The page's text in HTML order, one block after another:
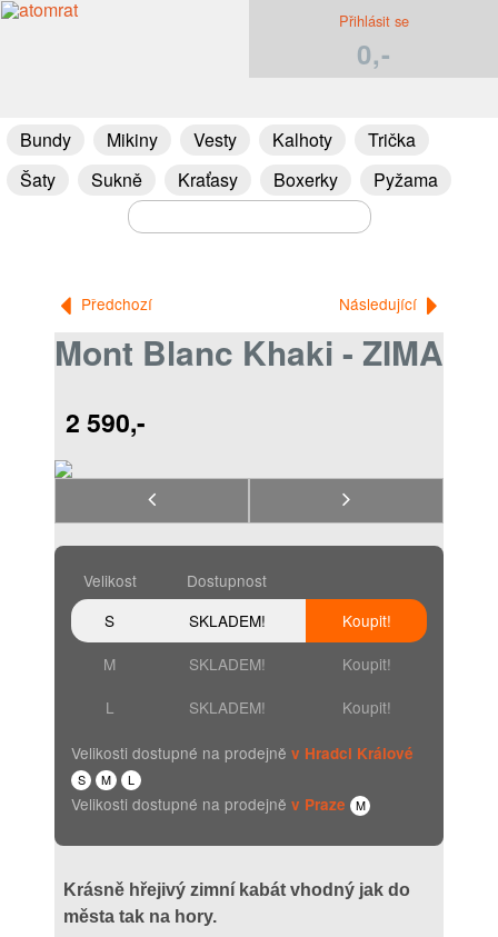
Přihlásit se
0,-
Bundy Mikiny Vesty Kalhoty
Trička
Šaty
Sukně Kraťasy Boxerky Pyžama
Předchozí Následující
Mont Blanc Khaki - ZIMA
2 590,-
Velikost
Dostupnost
S
SKLADEM!
Koupit!
M
SKLADEM!
Koupit!
L
SKLADEM! Koupit!
Velikosti dostupné na prodejně v Hradci Králové
S M L
Velikosti dostupné na prodejně v Praze M
Krásně hřejivý zimní kabát vhodný jak do
města tak na hory.